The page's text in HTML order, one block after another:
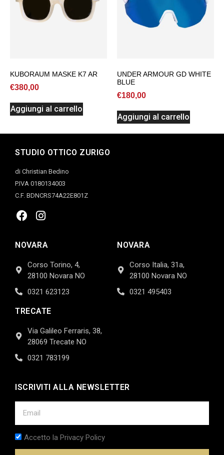
KUBORAUM MASKE K7 AR
€380,00
Aggiungi al carrello
UNDER ARMOUR GD WHITE
BLUE
€180,00
Aggiungi al carrello
STUDIO OTTICO ZURIGO
di Christian Bedino
P.IVA 0180134003
C.F. BDNCRS74A22E801Z
NOVARA
Corso Torino, 4,
28100 Novara NO
0321 623123
NOVARA
Corso Italia, 31a,
28100 Novara NO
0321 495403
TRECATE
Via Galileo Ferraris, 38,
28069 Trecate NO
0321 783199
ISCRIVITI ALLA NEWSLETTER
Accetto la Privacy Policy